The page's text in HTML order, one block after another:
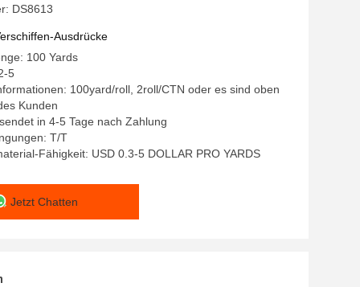
DS8613
Ausdrücke
100 Yards
5
100yard/roll, 2roll/CTN oder es sind oben
Kunden
in 4-5 Tage nach Zahlung
T/T
Fähigkeit: USD 0.3-5 DOLLAR PRO YARDS
Jetzt Chatten